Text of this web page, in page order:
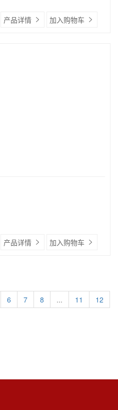
产品详情 加入购物车
产品详情 加入购物车
6 7 8 ... 11
12